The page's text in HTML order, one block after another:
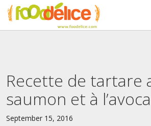
SERVICES
PARTNERSHIPS
Recette de tartare
saumon et à
September 15, 2016